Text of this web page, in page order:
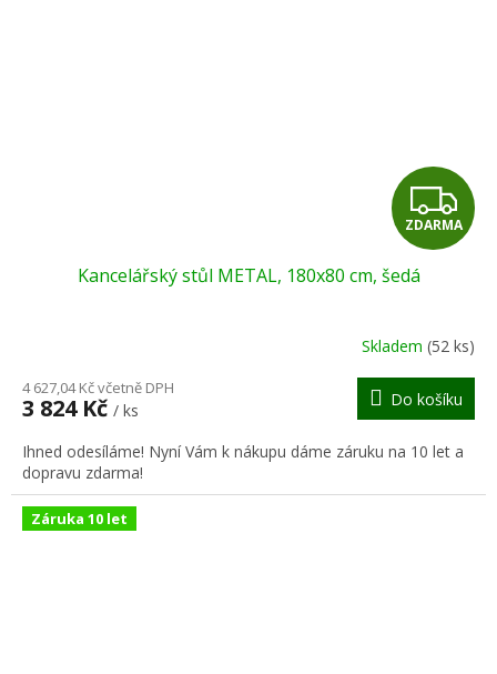
Z
D
R
M
A
ZDARMA
Kancelářský stůl METAL, 180x80 cm, šedá
Skladem (52 ks)
4 627,04 Kč včetně DPH
3 824 Kč / ks
Do košíku
Ihned odesíláme! Nyní Vám k nákupu dáme záruku na 10 let a
dopravu zdarma!
Záruka 10 let